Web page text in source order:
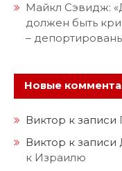
Майкл Сэвидж:
должен быть
–
Новые
Виктор к записи
Виктор к записи
к Израилю